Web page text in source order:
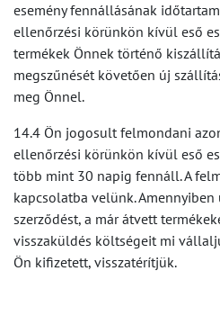
esemény fennállásának
ellenőrzési körünkön kívül eső
termékek Önnek történő
megszűnését követően új
meg Önnel.
14.4 Ön jogosult felmondani
ellenőrzési körünkön kívül eső
több mint 30 napig fennáll. A
kapcsolatba velünk.
szerződést, a már átvett
visszaküldés költségeit mi
Ön kifizetett, visszatérítjük.